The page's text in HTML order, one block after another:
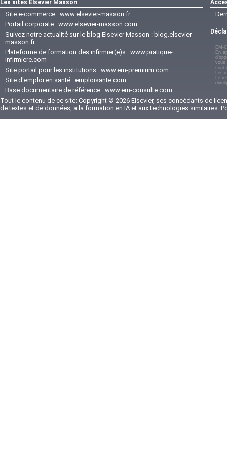
Les sites Elsevier Masson
Site e-commerce : www.elsevier-masson.fr
Portail corporate : www.elsevier-masson.com
Suivez notre actualité sur le blog Elsevier Masson : blog.elsevier-
masson.fr
Plateforme de formation des infirmier(e)s : www.pratique-
infirmiere.com
Site portail pour les institutions : www.em-premium.com
Site d'emploi en santé : emploisante.com
Base documentaire de référence : www.em-consulte.com
EM-
En
vous
sont
Les
Le
Tout le contenu de ce site: Copyright © 2026 Elsevier, ses concédants de
de textes et de données, a la formation en IA et aux technologies similaires.